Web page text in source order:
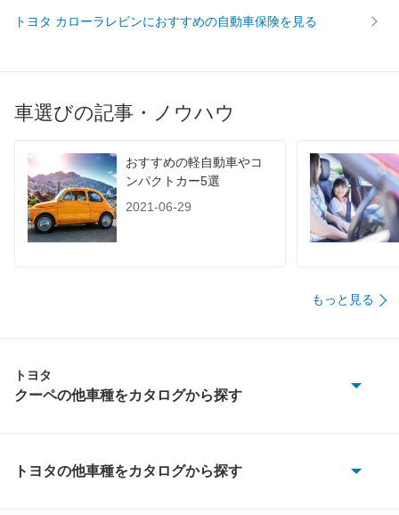
WLTC/高速道路 - -
60km定地 -
トヨタ カローラレビンにおすすめの自動車保険を見る
車選びの記事・ノウハウ
おすすめの軽自動車やコ
ンパクトカー5選
2021-06-29
もっと見る
トヨタ
クーペの他車種をカタログから探す
GR86
トヨタの他車種をカタログから探す